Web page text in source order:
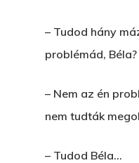
– Tudod hány
problémád, Béla?
– Nem az én
nem tudták
– Tudod Béla…